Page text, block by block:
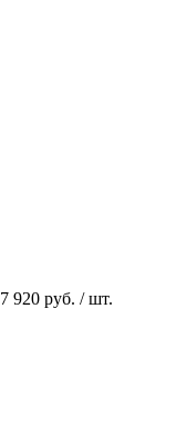
7 920 руб. / шт.